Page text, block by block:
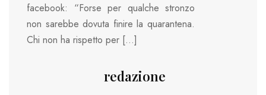
facebook: “Forse per qualche stronzo
non sarebbe dovuta finire la quarantena.
Chi non ha rispetto per […]
redazione